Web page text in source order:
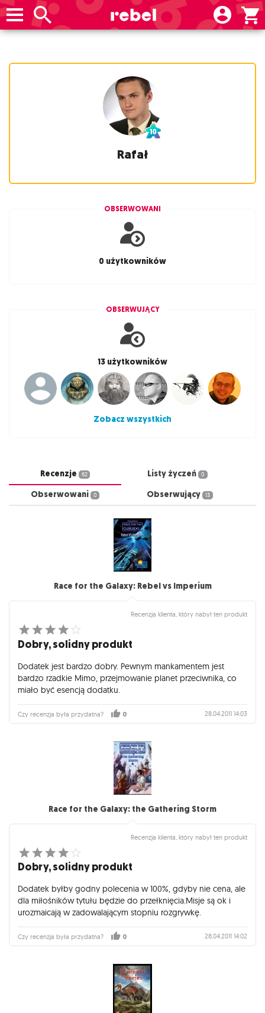
Rafał
OBSERWOWANI
0 użytkowników
OBSERWUJĄCY
13 użytkowników
Zobacz wszystkich
Recenzje 62 Listy życzeń 0
Obserwowani 0 Obserwujący 13
Race for the Galaxy: Rebel vs Imperium
Recenzja klienta, który nabył ten produkt
Dobry, solidny produkt
Dodatek jest bardzo dobry. Pewnym mankamentem jest
bardzo rzadkie Mimo, przejmowanie planet przeciwnika, co
miało być esencją dodatku.
Czy recenzja była przydatna? 0 28.04.2011 14:03
Race for the Galaxy: the Gathering Storm
Recenzja klienta, który nabył ten produkt
Dobry, solidny produkt
Dodatek byłby godny polecenia w 100%, gdyby nie cena, ale
dla miłośników tytułu będzie do przełknięcia.Misje są ok i
urozmaicają w zadowalającym stopniu rozgrywkę.
Czy recenzja była przydatna? 0 28.04.2011 14:02